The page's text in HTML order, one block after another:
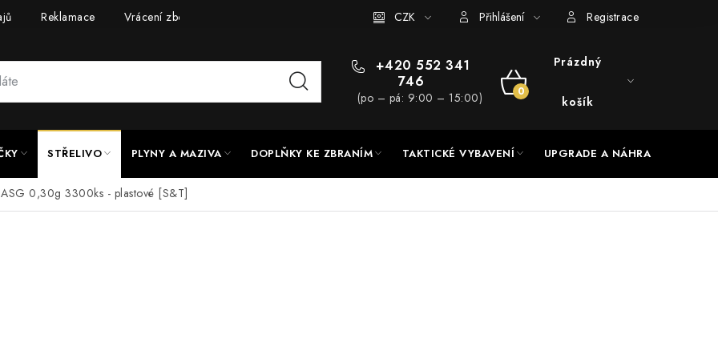
Reklamace Vrácení zboží UPGRADE a servis Hodnocení obchodu
CZK Přihlášení Registrace
+420 552 341
746
(po – pá: 9:00 – 15:00)
NÁKUPNÍ
Prázdný
košík
STŘELIVO PLYNY A MAZIVA DOPLŇKY KE ZBRANÍM TAKTICKÉ VYBAVENÍ UPGRADE A NÁHRADNÍ DÍLY
ASG 0,30g 3300ks - plastové [S&T]